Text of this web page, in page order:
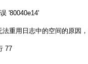
'80040e14'
重用日志中的空间的原因
77